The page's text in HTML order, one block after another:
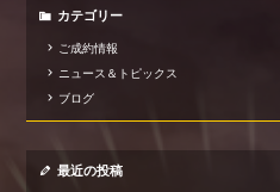
カテゴリー
ご成約情報
ニュース＆トピックス
ブログ
最近の投稿